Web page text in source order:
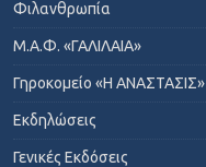
Φιλανθρωπία
Μ.Α.Φ. «ΓΑΛΙΛΑΙΑ»
Γηροκομείο «Η ΑΝΑΣΤΑΣΙΣ»
Εκδηλώσεις
Γενικές Εκδόσεις